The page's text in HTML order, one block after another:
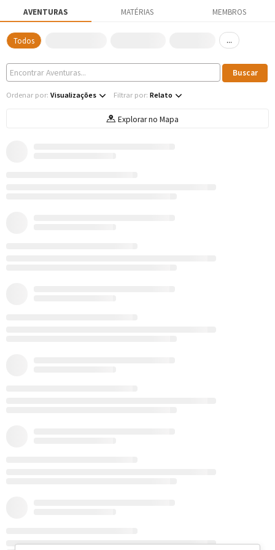
AVENTURAS MATÉRIAS MEMBROS
Todos ...
Ordenar por: Visualizações Filtrar por: Relato
Explorar no Mapa